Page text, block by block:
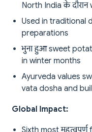
North India के दौरान
Used in traditional
preparations
भुना हुआ sweet
in winter months
Ayurveda values
vata dosha and
Global Impact: